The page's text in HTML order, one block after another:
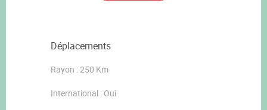
Déplacements
Rayon : 250 Km
International : Oui